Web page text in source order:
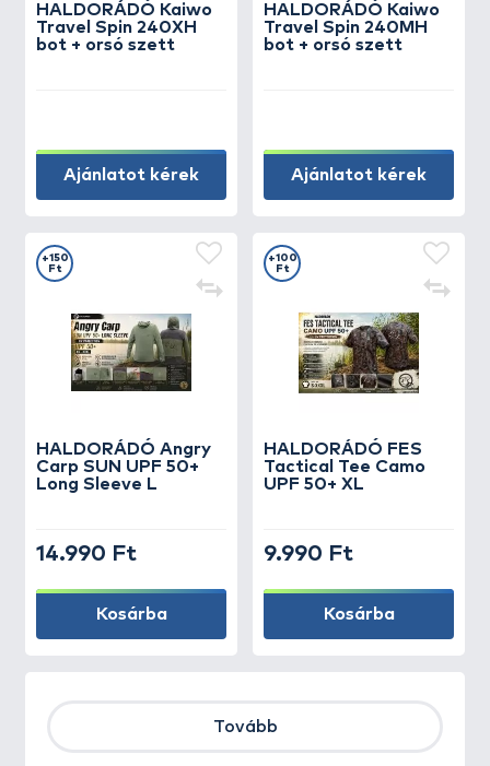
HALDORÁDÓ Kaiwo
Travel Spin 240XH
bot + orsó szett
Ajánlatot kérek
HALDORÁDÓ Kaiwo
Travel Spin 240MH
bot + orsó szett
Ajánlatot kérek
HALDORÁDÓ Angry
Carp SUN UPF 50+
Long Sleeve L
+150
Ft
14.990 Ft
Kosárba
HALDORÁDÓ FES
Tactical Tee Camo
UPF 50+ XL
+100
Ft
9.990 Ft
Kosárba
Tovább